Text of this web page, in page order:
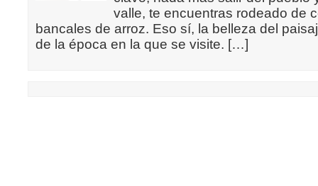
valle, te encuentras rodeado de
bancales de arroz. Eso sí, la belleza del
de la época en la que se visite. […]